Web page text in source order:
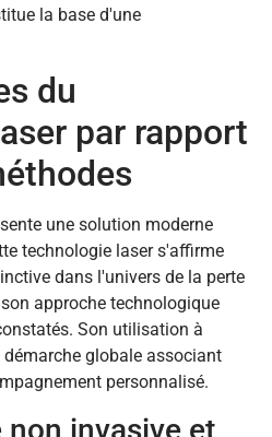
la base d'une
du
par rapport
une solution moderne
technologie laser s'affirme
dans l'univers de la perte
approche technologique
Son utilisation à
globale associant
personnalisé.
non invasive et